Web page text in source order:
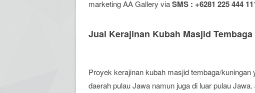
marketing AA Gallery viaSMS : +6281 225 444
Jual Kerajinan Kubah Masjid
Proyek kerajinan kubah masjid tembaga/
daerah pulau Jawa namun juga di luar pulau